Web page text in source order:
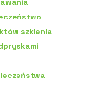
szklenia